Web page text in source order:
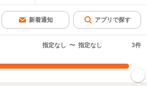
新着通知 アプリで探す
指定なし 〜 指定なし 3件